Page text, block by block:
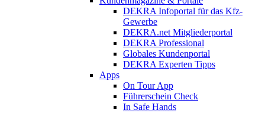
DEKRA Infoportal für das Kfz-
Gewerbe
DEKRA.net Mitgliederportal
DEKRA Professional
Globales Kundenportal
DEKRA Experten Tipps
Apps
On Tour App
Führerschein Check
In Safe Hands